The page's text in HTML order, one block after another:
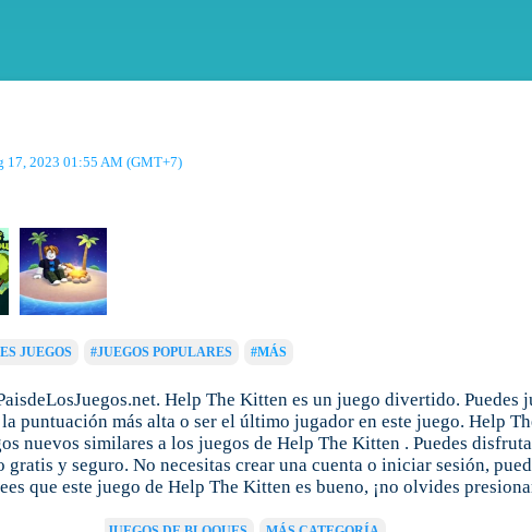
17, 2023 01:55 AM (GMT+7)
JUEGOS #JUEGOS POPULARES #MÁS
Help The Kitten es un juego divertido.
puntuación más alta o ser el último jugador en este juego. Help
nuevos similares a los juegos de Help The Kitten . Puedes
gratis y seguro. No necesitas crear una cuenta o iniciar sesión,
que este juego de Help The Kitten es bueno, ¡no olvides